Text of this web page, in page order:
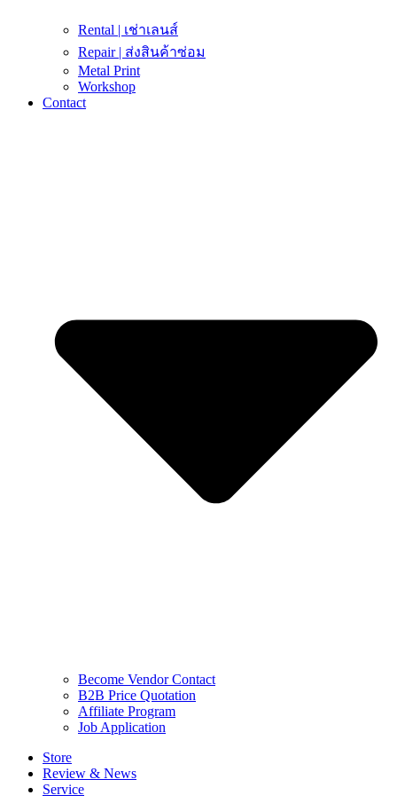
Rental | เช่าเลนส์
Repair | ส่งสินค้าซ่อม
Metal Print
Workshop
Contact
Become Vendor Contact
B2B Price Quotation
Affiliate Program
Job Application
Store
Review & News
Service